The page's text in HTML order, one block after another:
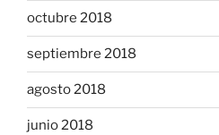
octubre 2018
septiembre 2018
agosto 2018
junio 2018